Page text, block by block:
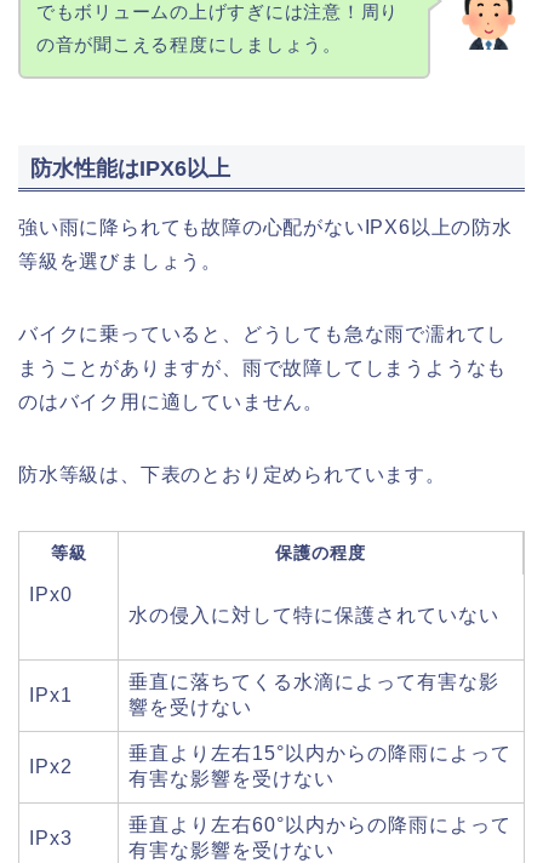
でもボリュームの上げすぎには注意！周り
の音が聞こえる程度にしましょう。
防水性能はIPX6以上
強い雨に降られても故障の心配がないIPX6以上の防水
等級を選びましょう。
バイクに乗っていると、どうしても急な雨で濡れてし
まうことがありますが、雨で故障してしまうようなも
のはバイク用に適していません。
防水等級は、下表のとおり定められています。
等級 保護の程度
IPx0
水の侵入に対して特に保護されていない
IPx1
垂直に落ちてくる水滴によって有害な影
響を受けない
IPx2
垂直より左右15°以内からの降雨によって
有害な影響を受けない
IPx3
垂直より左右60°以内からの降雨によって
有害な影響を受けない